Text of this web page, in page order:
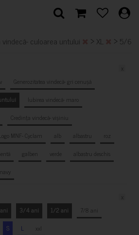
vindecă- culoarea untului > XL > 5/6
Generozitatea vindecă- gri cenușă
Iubirea vindecă- maro
Credința vindecă- vișiniu
MNF- Cyclam alb albastru
roz
galben verde
albastru deschis
3/4 ani 1/2 ani
7/8 ani
S L xxl